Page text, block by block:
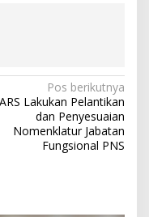
Pos berikutnya
Lakukan Pelantikan
dan Penyesuaian
Nomenklatur Jabatan
Fungsional PNS